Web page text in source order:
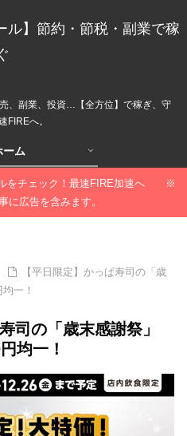
ル】節約・節税・副業で稼
、副業、投資…【全方位】で稼ぎ、守
FIREへ。
ーム
ルをチェック！最速FIRE加速へ ※
に広告を含みます。
【平日限定】かっぱ寿司の「歳
一！
司の「歳末感謝祭」
均一！